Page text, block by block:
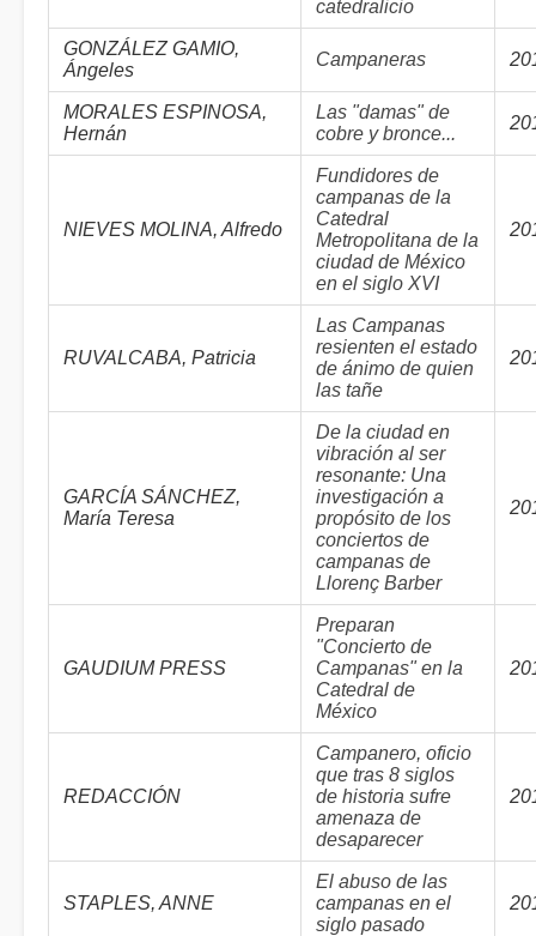
catedralicio
GONZÁLEZ GAMIO,
Ángeles
Campaneras
MORALES ESPINOSA,
Hernán
Las "damas" de
cobre y bronce...
NIEVES MOLINA, Alfredo
Fundidores de
campanas de la
Catedral
Metropolitana de la
ciudad de México
en el siglo XVI
RUVALCABA, Patricia
Las Campanas
resienten el estado
de ánimo de quien
las tañe
GARCÍA SÁNCHEZ,
María Teresa
De la ciudad en
vibración al ser
resonante: Una
investigación a
propósito de los
conciertos de
campanas de
Llorenç Barber
GAUDIUM PRESS
Preparan
"Concierto de
Campanas" en la
Catedral de
México
REDACCIÓN
Campanero, oficio
que tras 8 siglos
de historia sufre
amenaza de
desaparecer
STAPLES, ANNE
El abuso de las
campanas en el
siglo pasado